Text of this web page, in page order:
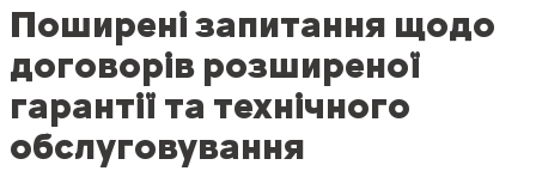
Поширені запитання щодо
договорів розширеної
гарантії та технічного
обслуговування